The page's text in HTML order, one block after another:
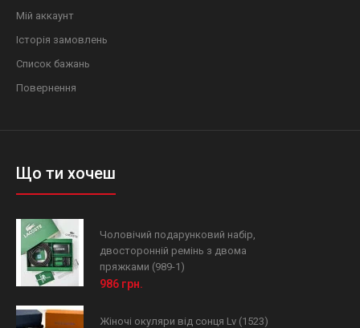
Мій аккаунт
Історія замовлень
Список бажань
Повернення
Що ти хочеш
Чоловічий подарунковий набір,
двосторонній ремінь з двома
пряжками (989-1)
986 грн.
Жіночі окуляри від сонця Lv (1523)